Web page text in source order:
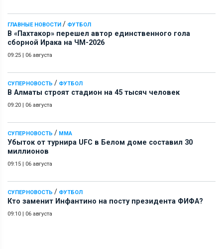
ГЛАВНЫЕ НОВОСТИ / ФУТБОЛ
В «Пахтакор» перешел автор единственного гола
сборной Ирака на ЧМ-2026
09:25 | 06 августа
СУПЕРНОВОСТЬ / ФУТБОЛ
В Алматы строят стадион на 45 тысяч человек
09:20 | 06 августа
СУПЕРНОВОСТЬ / ММА
Убыток от турнира UFC в Белом доме составил 30
миллионов
09:15 | 06 августа
СУПЕРНОВОСТЬ / ФУТБОЛ
Кто заменит Инфантино на посту президента ФИФА?
09:10 | 06 августа